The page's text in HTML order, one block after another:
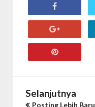
Selanjutnya
Posting Lebih Baru